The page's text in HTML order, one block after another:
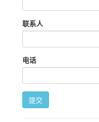
联系人
电话
提交